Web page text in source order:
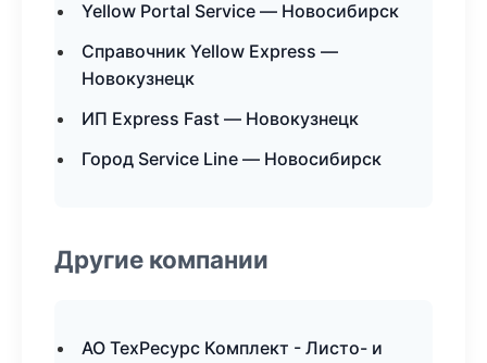
Yellow Portal Service — Новосибирск
Справочник Yellow Express —
Новокузнецк
ИП Express Fast — Новокузнецк
Город Service Line — Новосибирск
Другие компании
АО ТехРесурс Комплект - Листо- и